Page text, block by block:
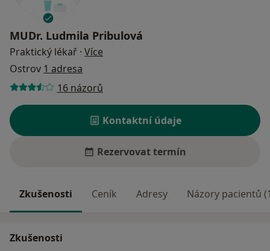
MUDr. Ludmila Pribulová
Praktický lékař · Více
Ostrov 1 adresa
16 názorů
Kontaktní údaje
Rezervovat termín
Zkušenosti Ceník Adresy Názory pacientů
Zkušenosti